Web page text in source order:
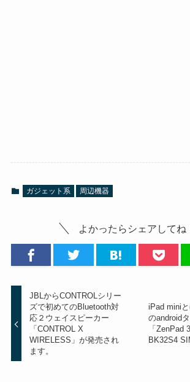
ガジェット系 周辺機器
よかったらシェアしてね
JBLからCONTROLシリー
ズで初めてのBluetooth対
応２ウェイスピーカー
「CONTROL X
WIRELESS」が発売され
ます。
iPad mini
のandroid
「ZenPad
BK32S4